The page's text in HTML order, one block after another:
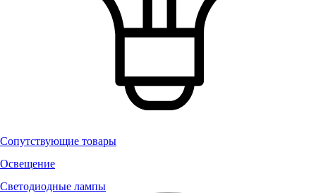
Сопутствующие товары
Освещение
Светодиодные лампы